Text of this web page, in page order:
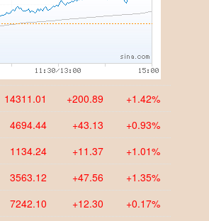
14311.01 +200.89 +1.42%
4694.44 +43.13 +0.93%
1134.24 +11.37 +1.01%
3563.12 +47.56 +1.35%
7242.10 +12.30 +0.17%